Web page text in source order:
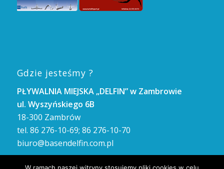
Gdzie jesteśmy ?
PŁYWALNIA MIEJSKA „DELFIN” w Zambrowie
ul. Wyszyńskiego 6B
18-300 Zambrów
tel. 86 276-10-69; 86 276-10-70
biuro@basendelfin.com.pl
GODZINY OTWARCIA